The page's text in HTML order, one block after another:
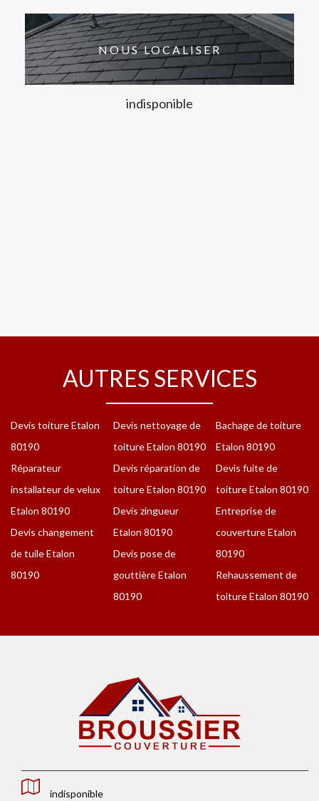
NOUS LOCALISER
indisponible
AUTRES SERVICES
Devis toiture Etalon
80190
Réparateur
installateur de velux
Etalon 80190
Devis changement
de tuile Etalon
80190
Devis nettoyage de
toiture Etalon 80190
Devis réparation de
toiture Etalon 80190
Devis zingueur
Etalon 80190
Devis pose de
gouttière Etalon
80190
Bachage de toiture
Etalon 80190
Devis fuite de
toiture Etalon 80190
Entreprise de
couverture Etalon
80190
Rehaussement de
toiture Etalon 80190
indisponible